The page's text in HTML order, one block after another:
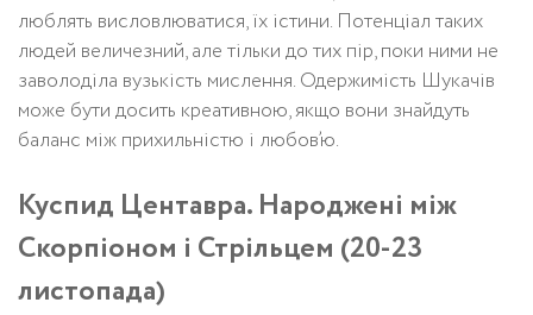
люблять висловлюватися, їх істини. Потенціал таких
людей величезний, але тільки до тих пір, поки ними не
заволоділа вузькість мислення. Одержимість Шукачів
може бути досить креативною, якщо вони знайдуть
баланс між прихильністю і любов’ю.
Куспид Центавра. Народжені між
Скорпіоном і Стрільцем (20-23
листопада)